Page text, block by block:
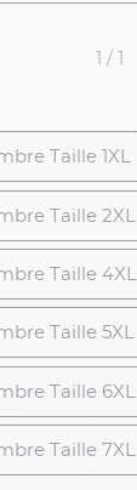
1 / 1
Taille 1XL
Taille 2XL
Taille 4XL
Taille 5XL
Taille 6XL
Taille 7XL